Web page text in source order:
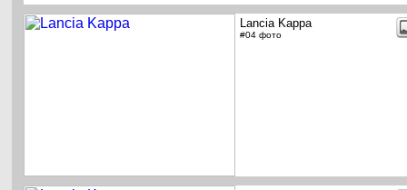
Lancia Kappa
#04 фото